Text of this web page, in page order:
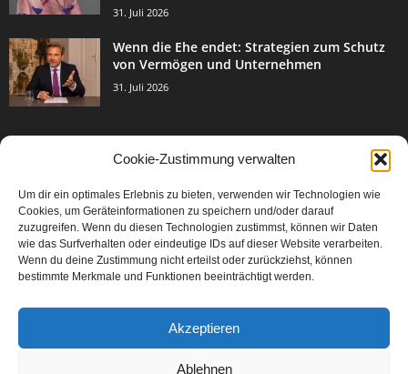
Cookie-Zustimmung verwalten
Um dir ein optimales Erlebnis zu bieten, verwenden wir Technologien wie
Cookies, um Geräteinformationen zu speichern und/oder darauf
zuzugreifen. Wenn du diesen Technologien zustimmst, können wir Daten
wie das Surfverhalten oder eindeutige IDs auf dieser Website verarbeiten.
Wenn du deine Zustimmung nicht erteilst oder zurückziehst, können
bestimmte Merkmale und Funktionen beeinträchtigt werden.
Akzeptieren
Ablehnen
31. Juli 2026
Wenn die Ehe endet: Strategien zum Schutz
von Vermögen und Unternehmen
31. Juli 2026
Events & Success 3003
Breaking News 2067
Aktuelles
Featured Article
Karriere 567